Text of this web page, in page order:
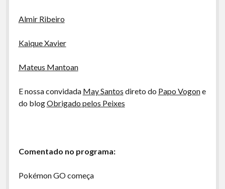
Almir Ribeiro
Kaique Xavier
Mateus Mantoan
E nossa convidada May Santos direto do Papo Vogone
do blogObrigado pelos Peixes
Comentado no programa:
Pokémon GO começa